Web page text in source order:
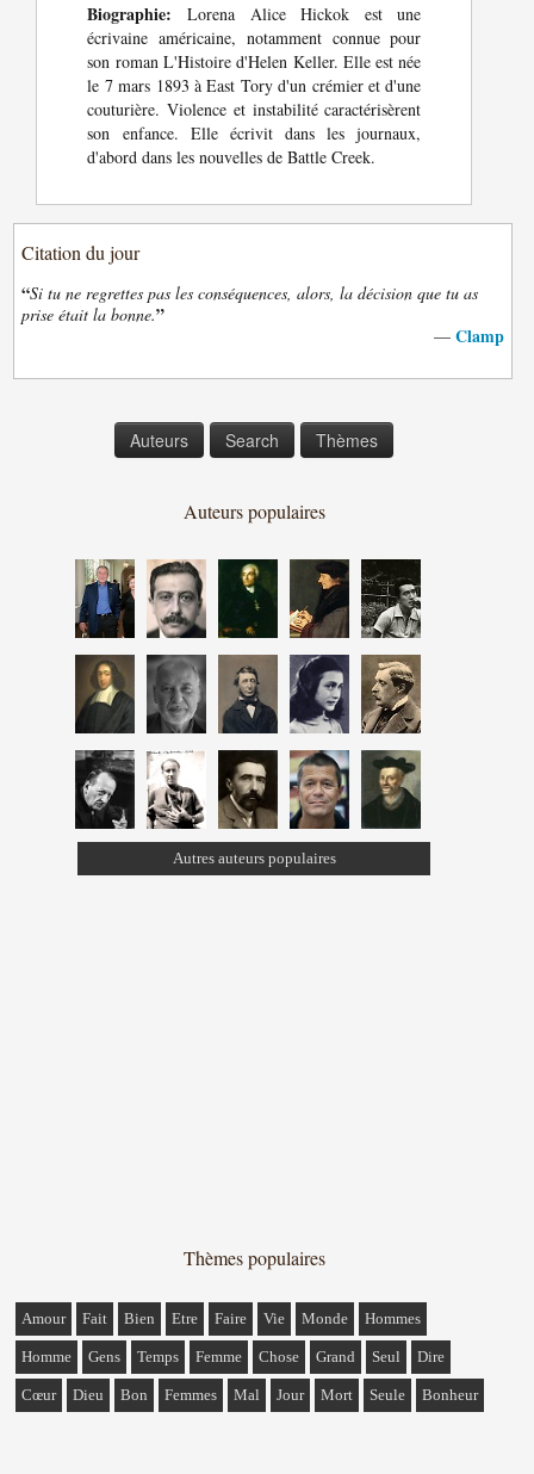
Biographie: Lorena Alice Hickok est une
écrivaine américaine, notamment connue pour
son roman L'Histoire d'Helen Keller. Elle est née
le 7 mars 1893 à East Tory d'un crémier et d'une
couturière. Violence et instabilité caractérisèrent
son enfance. Elle écrivit dans les journaux,
d'abord dans les nouvelles de Battle Creek.
Citation du jour
“Si tu ne regrettes pas les conséquences, alors, la décision que tu as
prise était la bonne.”
— Clamp
Auteurs Search Thèmes
Auteurs populaires
Autres auteurs populaires
Thèmes populaires
Amour Fait Bien Etre Faire Vie Monde Hommes
Homme Gens Temps Femme Chose Grand Seul Dire
Cœur Dieu Bon Femmes Mal Jour Mort Seule Bonheur